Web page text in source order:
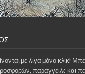
με λίγα μόνο κλικ!
παράγγειλε και